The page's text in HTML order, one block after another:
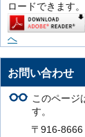
ロードできます。
へ
お問い合わせ
このページ
す。
〒916-